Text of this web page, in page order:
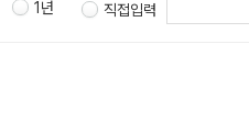
1년 직접입력